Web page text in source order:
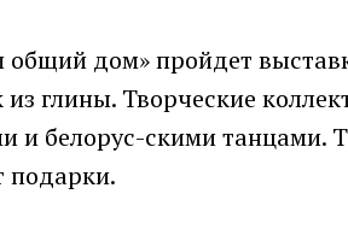
общий дом» пройдет
глины. Творческие
и белорус-скими танцами.
подарки.